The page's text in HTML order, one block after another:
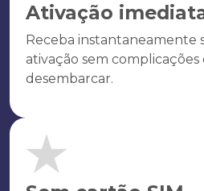
Ativação
Receba instantaneamente
ativação sem
desembarcar.